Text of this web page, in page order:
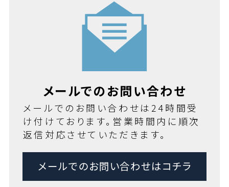
メールでのお問い合わせ
メールでのお問い合わせは24時間受
け付けております。営業時間内に順次
返信対応させていただきます。
メールでのお問い合わせはコチラ